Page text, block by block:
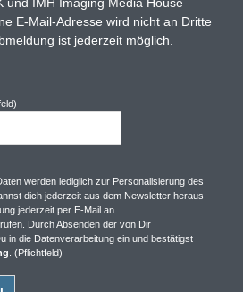
E-Mail-Adresse wird nicht an Dritte
ist jederzeit möglich.
werden lediglich zur Personalisierung des
dich jederzeit aus dem Newsletter heraus
jederzeit per E-Mail an
Durch Absenden der von Dir
in die Datenverarbeitung ein und bestätigst
. (Pflichtfeld)